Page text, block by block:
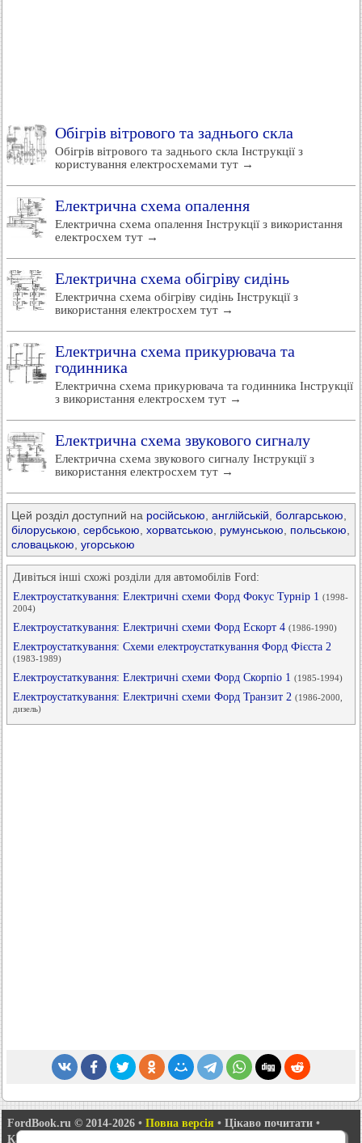
Обігрів вітрового та заднього скла
Обігрів вітрового та заднього скла Інструкції з
користування електросхемами тут →
Електрична схема опалення
Електрична схема опалення Інструкції з використання
електросхем тут →
Електрична схема обігріву сидінь
Електрична схема обігріву сидінь Інструкції з
використання електросхем тут →
Електрична схема прикурювача та
годинника
Електрична схема прикурювача та годинника Інструкції
з використання електросхем тут →
Електрична схема звукового сигналу
Електрична схема звукового сигналу Інструкції з
використання електросхем тут →
Цей розділ доступний на російською англійській болгарською
білоруською сербською хорватською румунською польською
словацькою угорською
Дивіться інші схожі розділи для автомобілів Ford:
Електроустаткування: Електричні схеми Форд Фокус Турнір 1 (1998-
2004)
Електроустаткування: Електричні схеми Форд Ескорт 4 (1986-1990)
Електроустаткування: Схеми електроустаткування Форд Фієста 2
(1983-1989)
Електроустаткування: Електричні схеми Форд Скорпіо 1 (1985-1994)
Електроустаткування: Електричні схеми Форд Транзит 2 (1986-2000,
дизель)
FordBook.ru © 2014-2026 • Повна версія • Цікаво почитати •
Карта сайту